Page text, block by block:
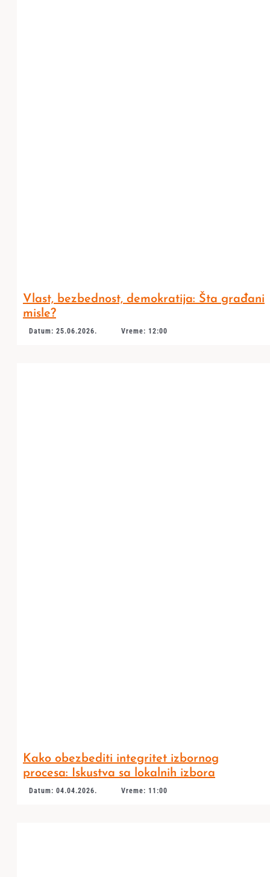
Vlast, bezbednost, demokratija: Šta građani
misle?
Datum: 25.06.2026. Vreme: 12:00
Kako obezbediti integritet izbornog
procesa: Iskustva sa lokalnih izbora
Datum: 04.04.2026. Vreme: 11:00